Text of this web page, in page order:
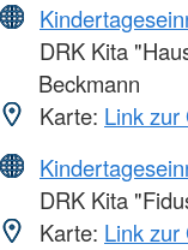
DRK Kita
Beckmann
Karte: Link zur
DRK Kita
Karte: Link zur